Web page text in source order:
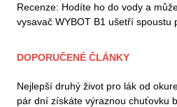
Recenze: Hodíte ho do vody a
vysavač WYBOT B1 ušetří spoustu
DOPORUČENÉ ČLÁNKY
Nejlepší druhý život pro lák od
pár dní získáte výraznou chuťovku